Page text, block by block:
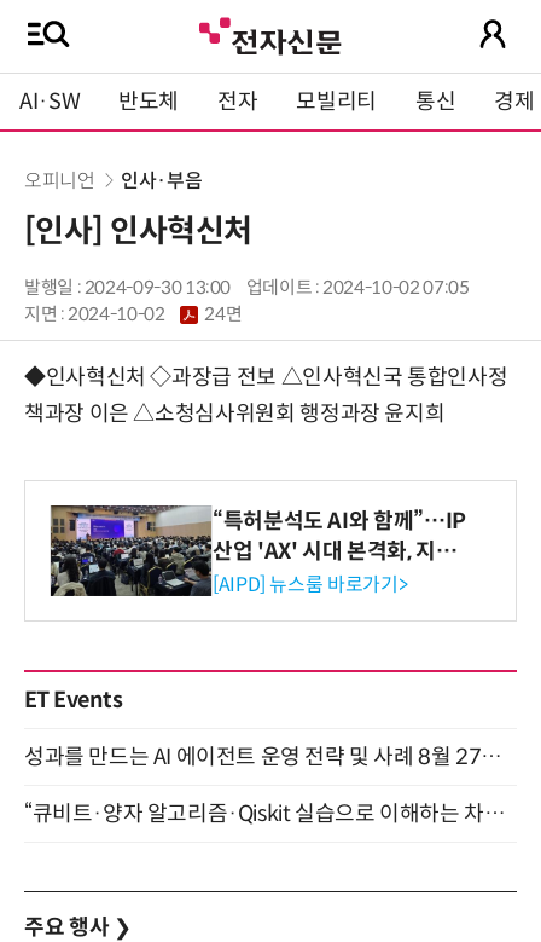
AI·SW 반도체 전자 모빌리티 통신 경제
오피니언 인사·부음
[인사] 인사혁신처
발행일 : 2024-09-30 13:00
업데이트 : 2024-10-02 07:05
지면 :2024-10-02 24면
◆인사혁신처 ◇과장급 전보 △인사혁신국 통합인사정
책과장 이은 △소청심사위원회 행정과장 윤지희
“특허분석도 AI와 함께”…IP
산업 'AX' 시대 본격화, 지식
재산처 1호 AI IP데이터분석
[AIPD] 뉴스룸 바로가기>
ET Events
성과를 만드는 AI 에이전트 운영 전략 및 사례 8월 27일 개최
“큐비트·양자 알고리즘·Qiskit 실습으로 이해하는 차세대 컴퓨팅” (8/28)
주요 행사 ❯